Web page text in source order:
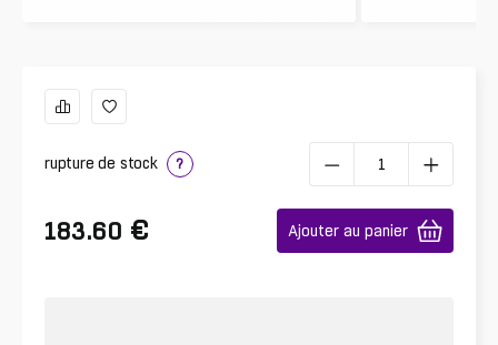
rupture de stock ?
183.60 € Ajouter au panier